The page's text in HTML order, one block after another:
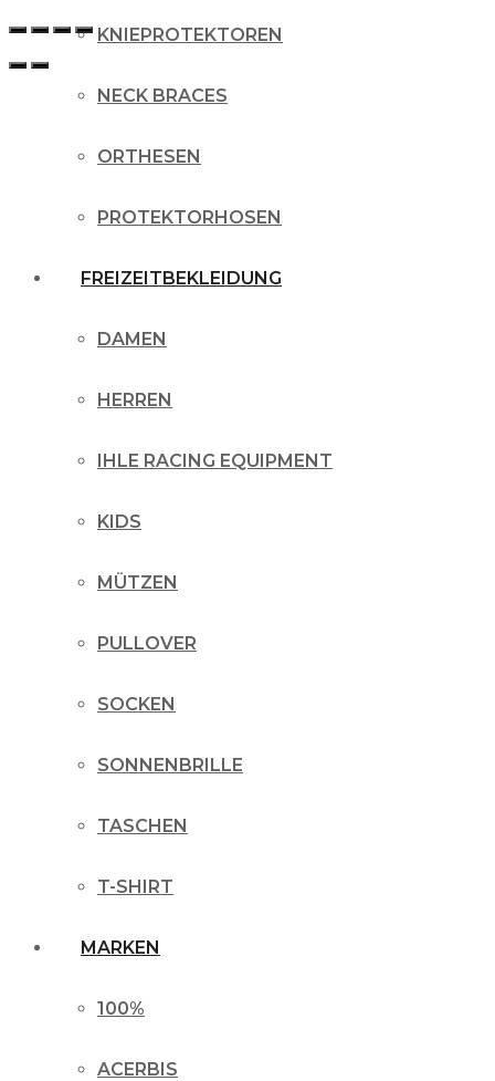
KNIEPROTEKTOREN
NECK BRACES
ORTHESEN
PROTEKTORHOSEN
FREIZEITBEKLEIDUNG
DAMEN
HERREN
IHLE RACING EQUIPMENT
KIDS
MÜTZEN
PULLOVER
SOCKEN
SONNENBRILLE
TASCHEN
T-SHIRT
MARKEN
100%
ACERBIS